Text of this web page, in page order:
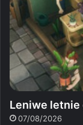
Leniwe letnie
07/08/2026